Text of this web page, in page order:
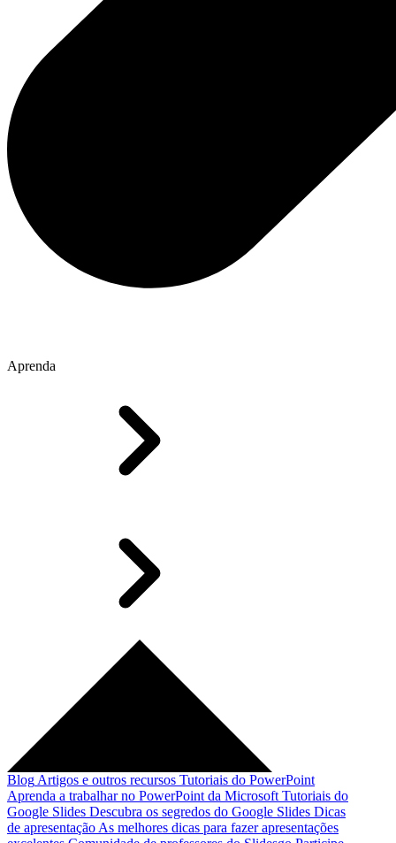
Aprenda
Blog Artigos e outros recursos Tutoriais do PowerPoint
Aprenda a trabalhar no PowerPoint da Microsoft Tutoriais do
Google Slides Descubra os segredos do Google Slides Dicas
de apresentação As melhores dicas para fazer apresentações